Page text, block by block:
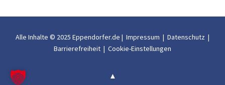
Alle Inhalte © 2025 Eppendorfer.de | Impressum | Datenschutz |
Barrierefreiheit | Cookie-Einstellungen